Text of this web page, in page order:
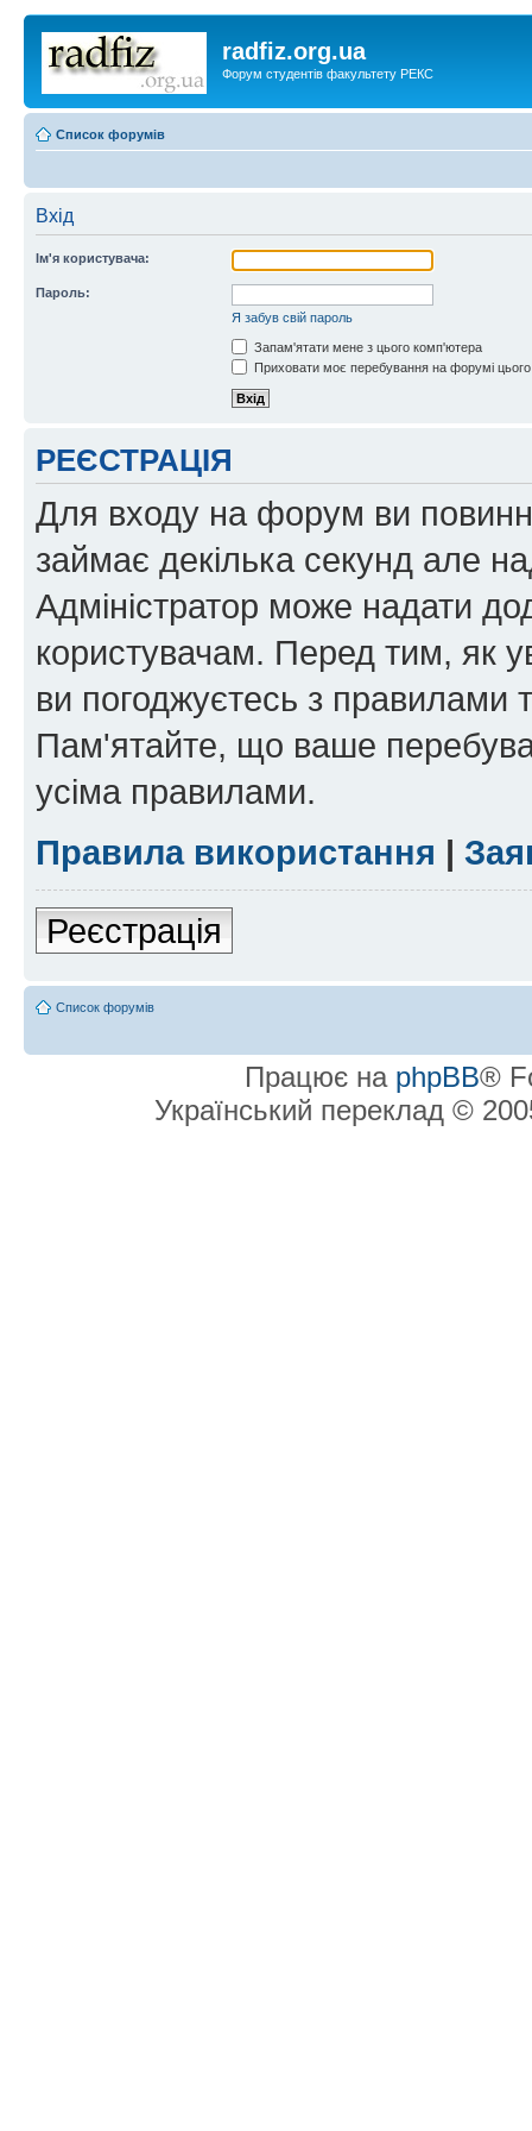
radfiz.org.ua
Форум студентів факультету РЕКС
Список форумів
Вхід
Ім'я користувача:
Пароль:
Я забув свій пароль
Запам'ятати мене з цього комп'ютера
Приховати моє перебування на форумі
РЕЄСТРАЦІЯ
Для входу на форум ви
займає декілька секунд але
Адміністратор може надати
користувачам. Перед тим, як
ви погоджуєтесь з правилами
Пам'ятайте, що ваше
усіма правилами.
Правила використання |
Реєстрація
Список форумів
Працює на phpBB®
Український переклад ©